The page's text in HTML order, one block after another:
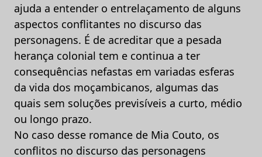
ajuda a entender o entrelaçamento de alguns
aspectos conflitantes no discurso das
personagens. É de acreditar que a pesada
herança colonial tem e continua a ter
consequências nefastas em variadas esferas
da vida dos moçambicanos, algumas das
quais sem soluções previsíveis a curto, médio
ou longo prazo.
No caso desse romance de Mia Couto, os
conflitos no discurso das personagens